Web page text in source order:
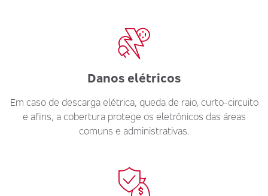
Danos elétricos
Em caso de descarga elétrica, queda de raio, curto-circuito
e afins, a cobertura protege os eletrônicos das áreas
comuns e administrativas.